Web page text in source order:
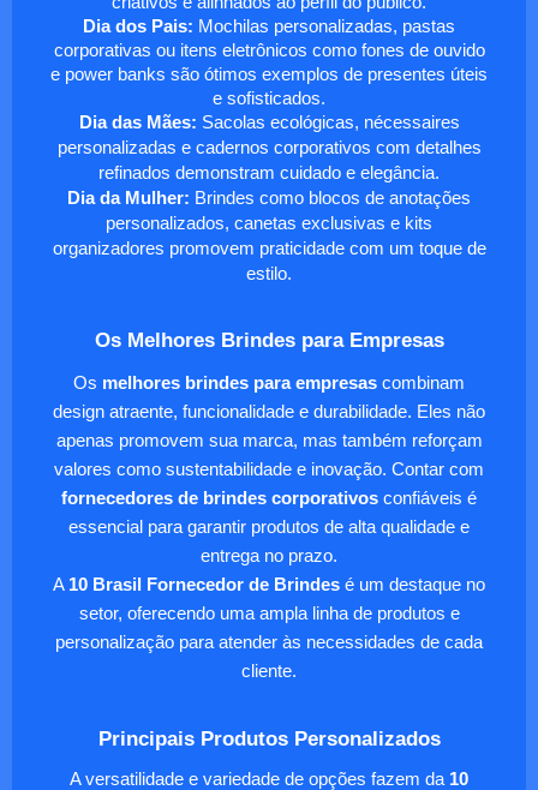
Dia dos Pais: Mochilas personalizadas, pastas
corporativas ou itens eletrônicos como fones de ouvido
e power banks são ótimos exemplos de presentes úteis
e sofisticados.
Dia das Mães: Sacolas ecológicas, nécessaires
personalizadas e cadernos corporativos com detalhes
refinados demonstram cuidado e elegância.
Dia da Mulher: Brindes como blocos de anotações
personalizados, canetas exclusivas e kits
organizadores promovem praticidade com um toque de
estilo.
Os Melhores Brindes para Empresas
Os melhores brindes para empresas combinam
design atraente, funcionalidade e durabilidade. Eles não
apenas promovem sua marca, mas também reforçam
valores como sustentabilidade e inovação. Contar com
fornecedores de brindes corporativos confiáveis é
essencial para garantir produtos de alta qualidade e
entrega no prazo.
A 10 Brasil Fornecedor de Brindes é um destaque no
setor, oferecendo uma ampla linha de produtos e
personalização para atender às necessidades de cada
cliente.
Principais Produtos Personalizados
A versatilidade e variedade de opções fazem da 10